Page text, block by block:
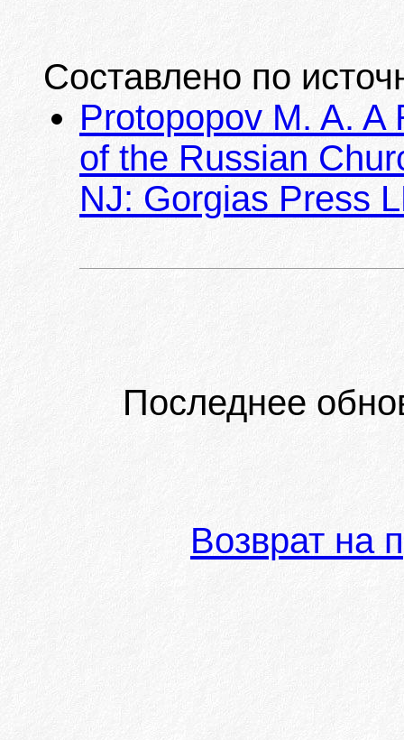
Составлено по
Protopopov M. A. A
of the Russian
NJ: Gorgias Press
Последнее
Возврат на